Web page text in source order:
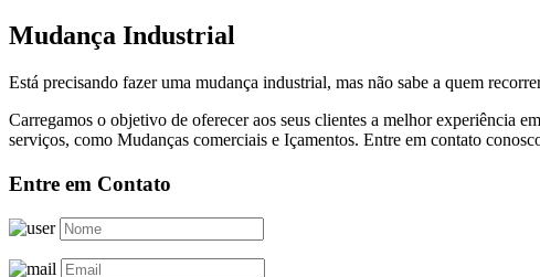
Mudança Industrial
Está precisando fazer uma mudança industrial, mas não sabe a quem
Carregamos o objetivo de oferecer aos seus clientes a melhor experiência
serviços, como Mudanças comerciais e Içamentos. Entre em contato
Entre em Contato